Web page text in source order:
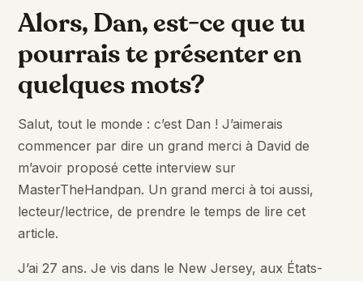
Alors, Dan, est-ce que tu
pourrais te présenter en
quelques mots?
Salut, tout le monde : c’est Dan ! J’aimerais
commencer par dire un grand merci à David de
m’avoir proposé cette interview sur
MasterTheHandpan. Un grand merci à toi aussi,
lecteur/lectrice, de prendre le temps de lire cet
article.
J’ai 27 ans. Je vis dans le New Jersey, aux États-